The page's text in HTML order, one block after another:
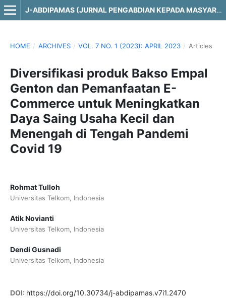
J-ABDIPAMAS (JURNAL PENGABDIAN KEPADA MASYARAKAT)
HOME / ARCHIVES / VOL. 7 NO. 1 (2023): APRIL 2023 / Articles
Diversifikasi produk Bakso Empal
Genton dan Pemanfaatan E-
Commerce untuk Meningkatkan
Daya Saing Usaha Kecil dan
Menengah di Tengah Pandemi
Covid 19
Rohmat Tulloh
Universitas Telkom, Indonesia
Atik Novianti
Universitas Telkom, Indonesia
Dendi Gusnadi
Universitas Telkom, Indonesia
DOI: https://doi.org/10.30734/j-abdipamas.v7i1.2470